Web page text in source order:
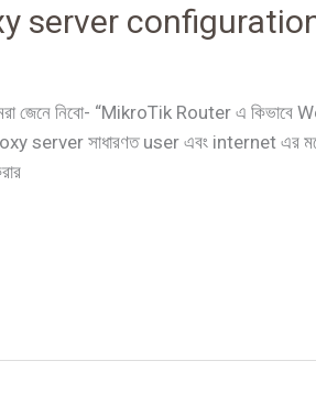
server configuration
আমরা জেনে নিবো- “MikroTik Router এ
server সাধারণত user এবং internet এর মধ্যে